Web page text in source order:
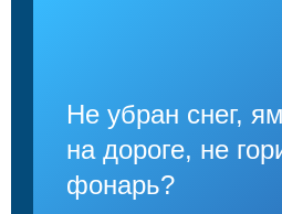
Не убран снег,
на дороге, не
фонарь?